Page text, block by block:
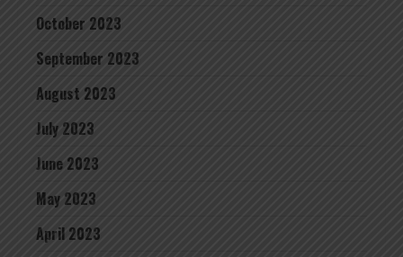
October 2023
September 2023
August 2023
July 2023
June 2023
May 2023
April 2023